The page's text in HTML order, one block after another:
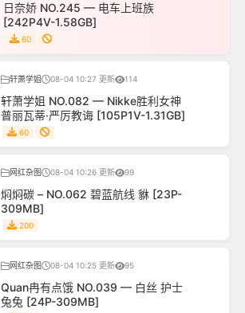
日奈娇 NO.245 — 电车上班族
[242P4V-1.58GB]
60
轩萧学姐 08-04 10:27 更新 114
轩萧学姐 NO.082 — Nikke胜利女神
普丽瓦蒂·严厉教诲 [105P1V-1.31GB]
60
网红杂图 08-04 10:26 更新 99
焖焖碳 – NO.062 碧蓝航线 貅 [23P-
309MB]
200
网红杂图 08-04 10:25 更新 95
Quan冉有点饿 NO.039 — 白丝 护士
兔兔 [24P-309MB]